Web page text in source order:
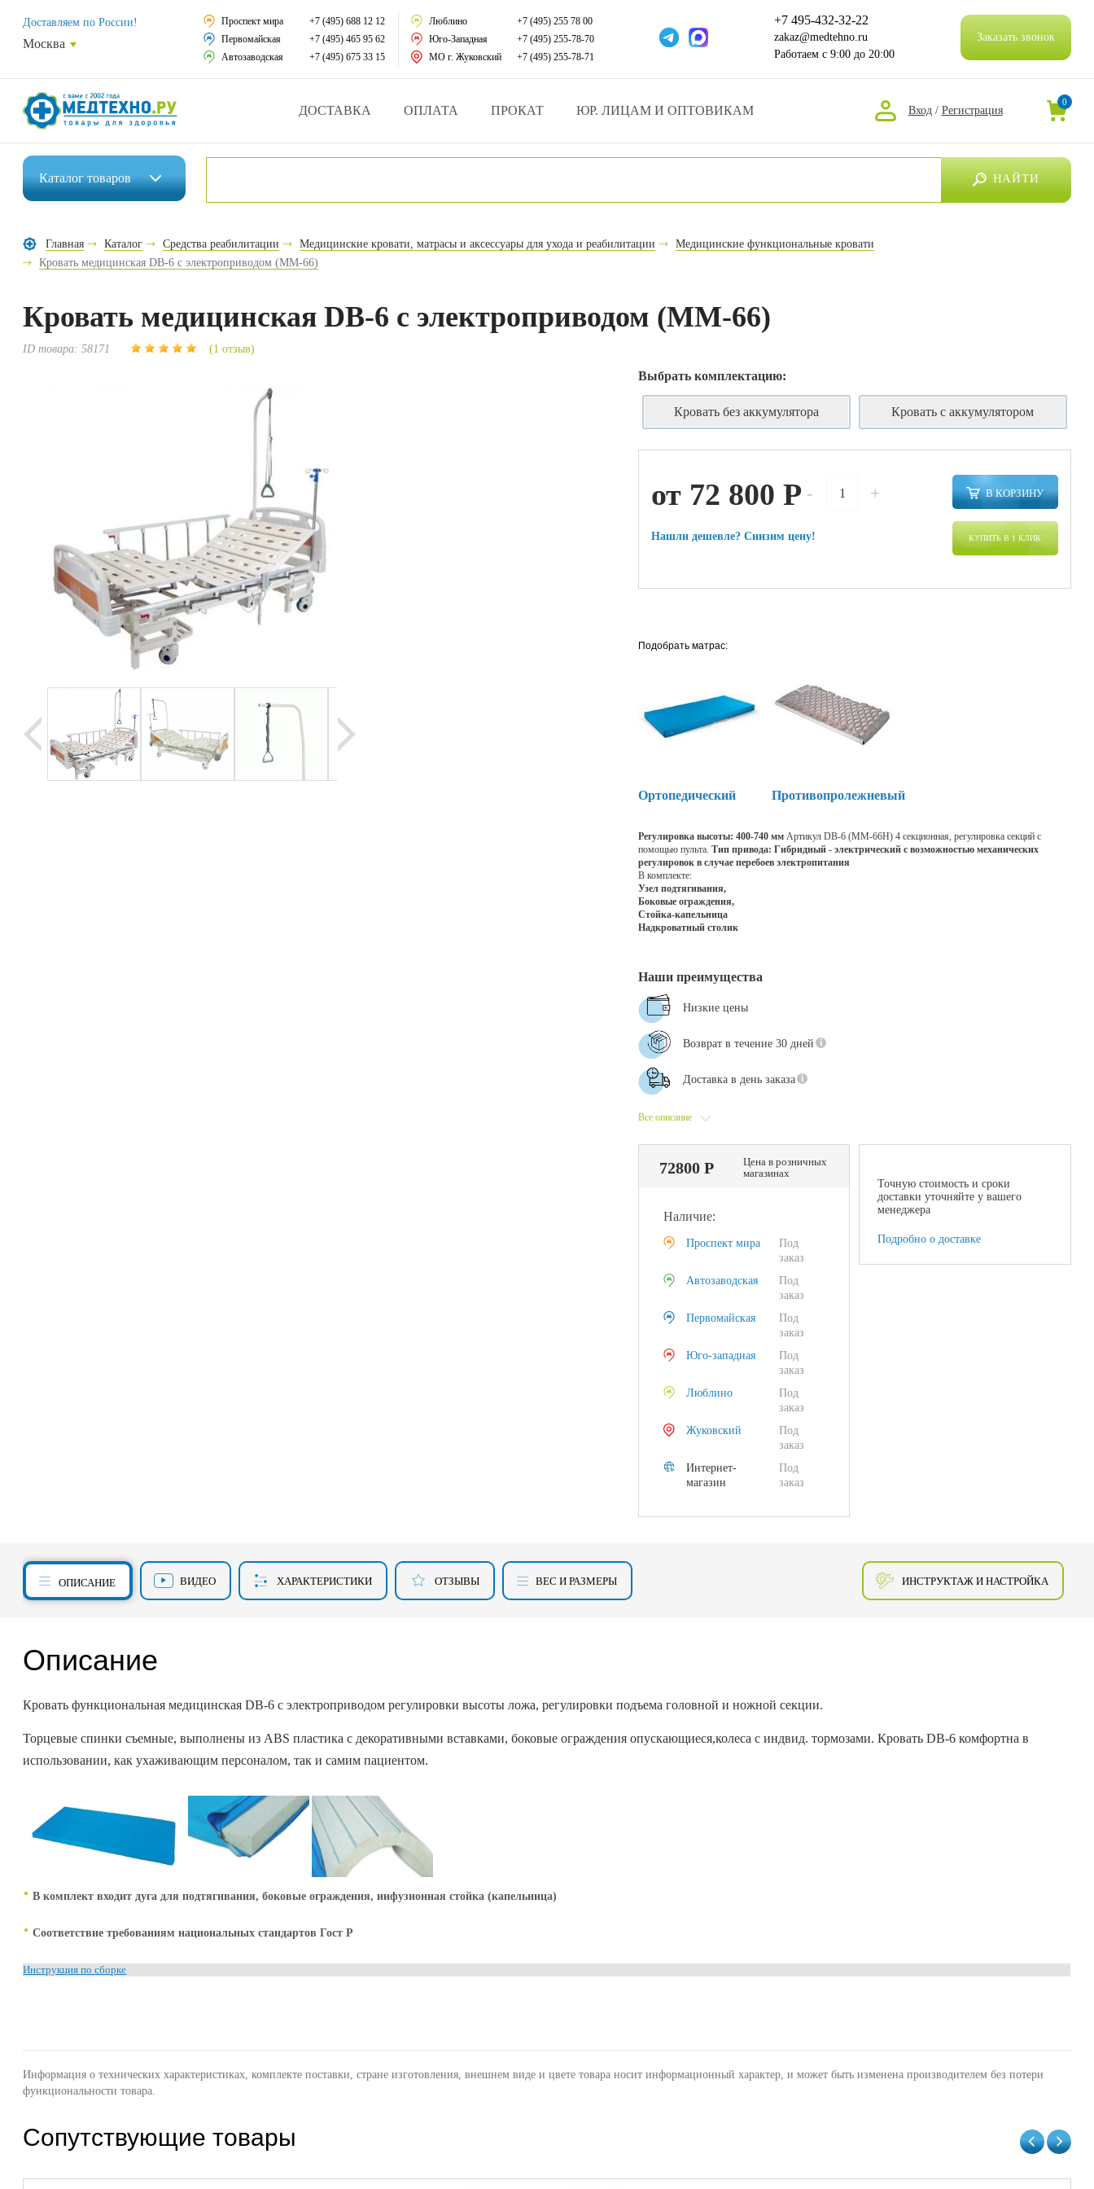
Средства реабилитации
Средства по уходу за больными
Домашняя медтехника
Товары для врачей и мед.учреждений
Уникальные и полезные товары
Прокат инвалидной техники
Доставляем по России!
Москва
Проспект мира
+7 (495) 688 12 12
Первомайская
+7 (495) 465 95 62
Автозаводская
+7 (495) 675 33 15
Люблино
+7 (495) 255 78 00
Юго-Западная
+7 (495) 255-78-70
МО г. Жуковский
+7 (495) 255-78-71
+7 495-432-32-22
zakaz@medtehno.ru
Работаем с 9:00 до 20:00
Заказать звонок
ДОСТАВКА ОПЛАТА ПРОКАТ ЮР. ЛИЦАМ И ОПТОВИКАМ Вход / Регистрация
0
Каталогтоваров
Средства реабилитации
Ортопедические изделия
Товары для врачей и мед.учреждений
Уникальные и полезные товары
Распродажа
Уценка
Прокат инвалидной техники
НАЙТИ
Главная Каталог Средства реабилитации Медицинские кровати, матрасы и аксессуары для ухода и реабилитации
Медицинские функциональные кровати
Кровать медицинская DB-6 с электроприводом (MM-66)
Кровать медицинская DB-6 с электроприводом (MM-66)
ID товара:58171 (1 отзыв)
Выбрать комплектацию:
Кровать без аккумулятора Кровать с аккумулятором
от 72 800 P - + В КОРЗИНУ
КУПИТЬ В 1 КЛИК
Нашли дешевле? Снизим цену!
Подобрать матрас:
Ортопедический Противопролежневый
Регулировка высоты: 400-740 ммАртикул DB-6 (ММ-66H) 4 секционная, регулировка секций с
помощью пульта. Тип привода: Гибридный - электрический с возможностью механических
регулировок в случае перебоев электропитания
В комплекте:
Узел подтягивания,
Боковые ограждения,
Стойка-капельница
Надкроватный столик
Все описание
Наши преимущества
Низкие цены
Возврат в течение 30 дней
Доставка в день заказа
72800 Р
Цена в розничных
магазинах
Наличие:
Проспект мира
Под
заказ
Автозаводская
Под
заказ
Первомайская
Под
заказ
Юго-западная
Под
заказ
Люблино
Под
заказ
Жуковский
Под
заказ
Интернет-
магазин
Под
заказ
Точную стоимость и сроки
доставки уточняйте у вашего
менеджера
Подробно о доставке
ОПИСАНИЕ ВИДЕО ХАРАКТЕРИСТИКИ ОТЗЫВЫ ВЕС И РАЗМЕРЫ ИНСТРУКТАЖ И НАСТРОЙКА
Описание
Кровать функциональная медицинская DB-6 с электроприводом регулировки высоты ложа, регулировки подъема головной и ножной секции.
Торцевые спинки съемные, выполнены из ABS пластика с декоративными вставками, боковые ограждения опускающиеся,колеса с индвид. тормозами. Кровать DB-6 комфортна в
использовании, как ухаживающим персоналом, так и самим пациентом.
В комплект входит дуга для подтягивания, боковые ограждения, инфузионная стойка (капельница)
Соответствие требованиям национальных стандартов Гост Р
Инструкция по сборке
Информация о технических характеристиках, комплекте поставки, стране изготовления, внешнем виде и цвете товара носит информационный характер, и может быть изменена производителем без потери
функциональности товара.
Сопутствующие товары